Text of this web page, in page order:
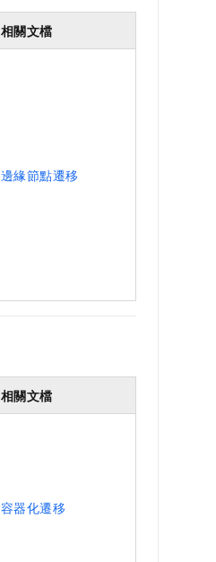
相關文檔
邊緣節點遷移
相關文檔
容器化遷移